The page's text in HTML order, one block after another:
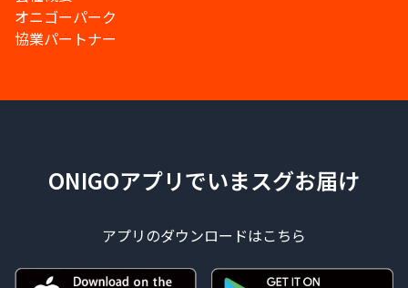
オニゴーパーク
協業パートナー
ONIGOアプリでいまスグお届け
アプリのダウンロードはこちら